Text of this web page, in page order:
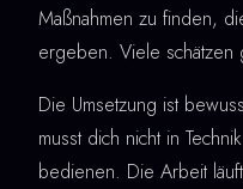
Maßnahmen zu finden,
ergeben. Viele schätzen
Die Umsetzung ist
musst dich nicht in
bedienen. Die Arbeit